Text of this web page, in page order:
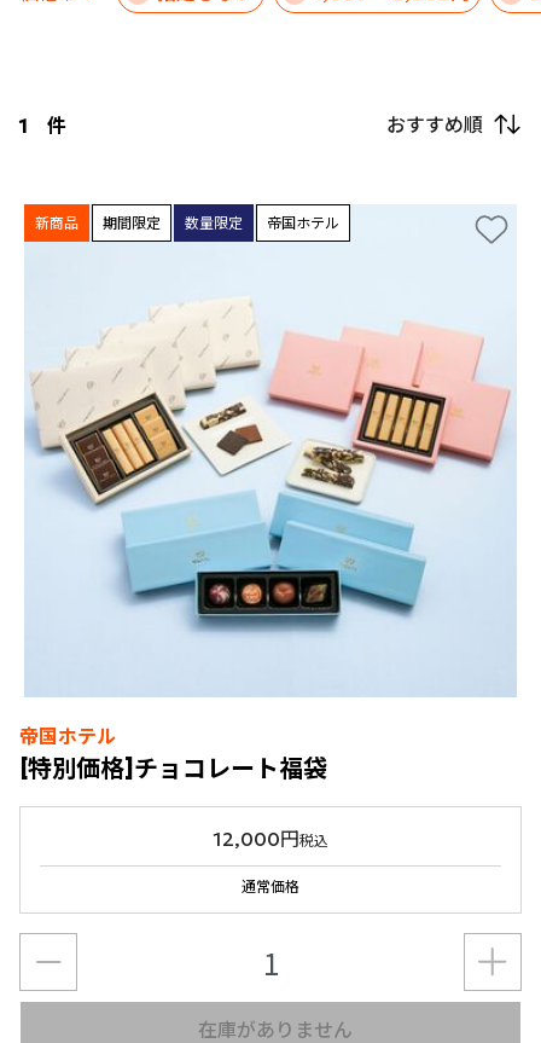
1 件 おすすめ順
新商品 期間限定 数量限定 帝国ホテル
帝国ホテル
[特別価格]チョコレート福袋
12,000円税込
通常価格
在庫がありません